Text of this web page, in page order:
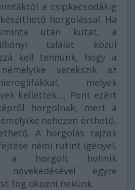
a csipkecsodákig
horgolással. Ha
után kutat, a
találat közül
kell tennünk, hogy a
vetekszik az
melyek
kellettek…. Pont ezért
horgolnak, mert a
nehezen érthető,
A horgolás rajzok
némi rutint igényel,
a horgolt holmik
növekedésével egyre
fog okozni nekünk.